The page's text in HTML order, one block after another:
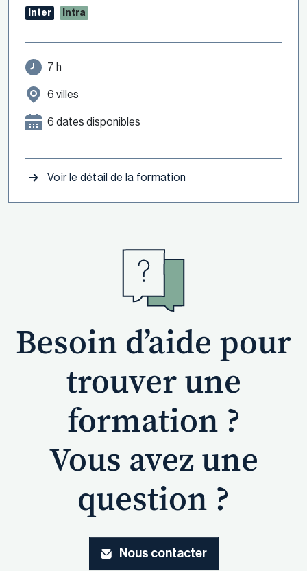
Inter Intra
7 h
6 villes
6 dates disponibles
Voir le détail de la formation
Besoin d’aide pour
trouver une
formation ?
Vous avez une
question ?
Nous contacter